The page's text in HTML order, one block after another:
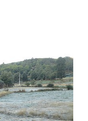
Login